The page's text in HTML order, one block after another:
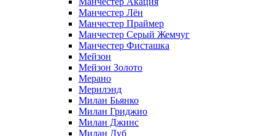
Манчестер Лён
Манчестер Праймер
Манчестер Серый Жемчуг
Манчестер Фисташка
Мейзон
Мейзон Золото
Мерано
Мерилэнд
Милан Бьянко
Милан Гриджио
Милан Джинс
Милан Дуб